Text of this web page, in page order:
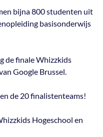
bijna 800 studenten uit
basisonderwijs
de finale Whizzkids
Google Brussel.
de 20 finalistenteams!
Hogeschool en